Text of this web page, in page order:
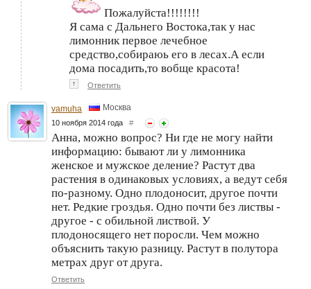
Пожалуйста!!!!!!!!
Я сама с Дальнего Востока,так у нас
лимонник первое лечебное
средство,собираюь его в лесах.А если
дома посадить,то вобще красота!
↑ Ответить
vamuha Москва
10 ноября 2014 года #
Анна, можно вопрос? Ни где не могу найти
информацию: бывают ли у лимонника
женское и мужское деление? Растут два
растения в одинаковых условиях, а ведут себя
по-разному. Одно плодоносит, другое почти
нет. Редкие гроздья. Одно почти без листвы -
другое - с обильной листвой. У
плодоносящего нет поросли. Чем можно
объяснить такую разницу. Растут в полутора
метрах друг от друга.
Ответить